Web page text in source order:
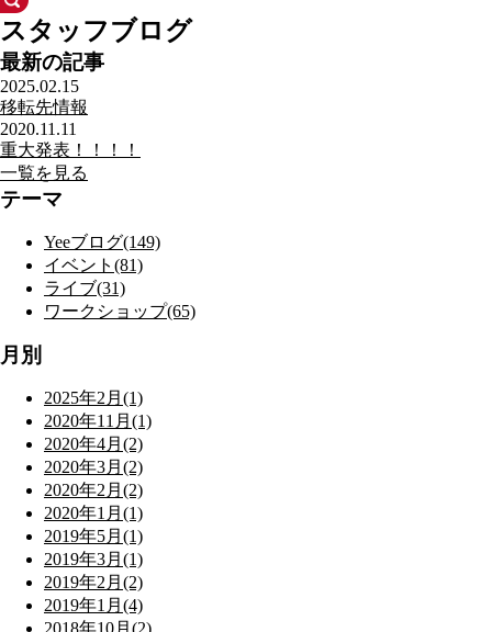
スタッフブログ
最新の記事
2025.02.15
移転先情報
2020.11.11
重大発表！！！！
一覧を見る
テーマ
Yeeブログ(149)
イベント(81)
ライブ(31)
ワークショップ(65)
月別
2025年2月(1)
2020年11月(1)
2020年4月(2)
2020年3月(2)
2020年2月(2)
2020年1月(1)
2019年5月(1)
2019年3月(1)
2019年2月(2)
2019年1月(4)
2018年10月(2)